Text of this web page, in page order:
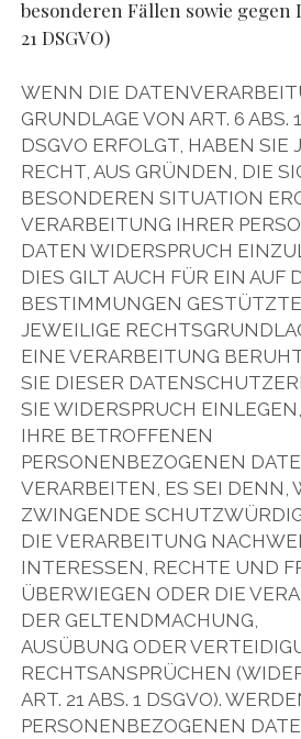
besonderen Fällen sowie
21 DSGVO)
WENN DIE
GRUNDLAGE VON ART. 6 ABS.
DSGVO ERFOLGT, HABEN SIE
RECHT, AUS GRÜNDEN, DIE
BESONDEREN SITUATION
VERARBEITUNG IHRER
DATEN WIDERSPRUCH
DIES GILT AUCH FÜR EIN AUF
BESTIMMUNGEN
JEWEILIGE
EINE VERARBEITUNG
SIE DIESER
SIE WIDERSPRUCH
IHRE BETROFFENEN
PERSONENBEZOGENEN
VERARBEITEN, ES SEI DENN,
ZWINGENDE
DIE VERARBEITUNG
INTERESSEN, RECHTE UND
ÜBERWIEGEN ODER DIE
DER GELTENDMACHUNG,
AUSÜBUNG ODER
RECHTSANSPRÜCHEN
ART. 21 ABS. 1 DSGVO).
PERSONENBEZOGENEN